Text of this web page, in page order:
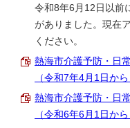
令和8年6月12日以前
がありました。現在
ください。
熱海市介護予防・日
（令和7年4月1日か
熱海市介護予防・日
（令和6年6月1日か